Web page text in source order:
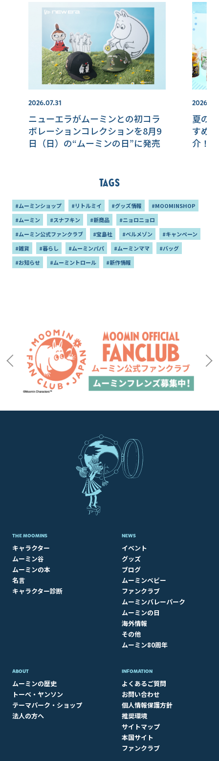
2026.07.31
ニューエラがムーミンとの初コラ
ボレーションコレクションを8月9
日（日）の“ムーミンの日”に発売
夏の
すめ
介！！
Tags
#ムーミンショップ #リトルミイ #グッズ情報
#MOOMINSHOP
#ムーミン
#スナフキン #新商品
#ニョロニョロ
#ムーミン公式ファンクラブ
#宝島社 #ベルメゾン
#キャンペーン
#雑貨
#暮らし #ムーミンパパ #ムーミンママ
#バッグ
#お知らせ
#ムーミントロール #新作情報
THE MOOMINS
キャラクター
ムーミン谷
ムーミンの本
名言
キャラクター診断
NEWS
イベント
グッズ
ブログ
ムーミンベビー
ファンクラブ
ムーミンバレーパーク
ムーミンの日
海外情報
その他
ムーミン80周年
ABOUT​
ムーミンの歴史
トーベ・ヤンソン
テーマパーク・ショップ
法人の方へ
INFOMATION
よくあるご質問
お問い合わせ
個人情報保護方針
推奨環境
サイトマップ
本国サイト
ファンクラブ